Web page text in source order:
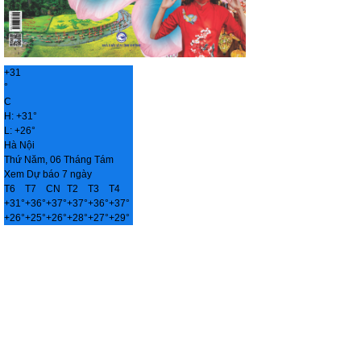
+31
°
C
H: +31°
L: +26°
Hà Nội
Thứ Năm, 06 Tháng Tám
Xem Dự báo 7 ngày
T6
T7 CN T2 T3
T4
+31°+36°+37°+37°+36°+37°
+26°+25°+26°+28°+27°+29°